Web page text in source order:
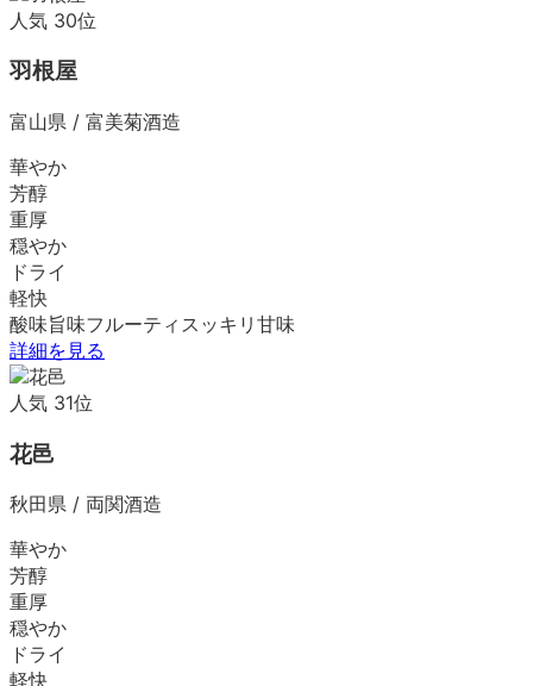
人気 30位
羽根屋
富山県 / 富美菊酒造
華やか
芳醇
重厚
穏やか
ドライ
軽快
酸味旨味フルーティ スッキリ 甘味
詳細を見る
人気 31位
花邑
秋田県 / 両関酒造
華やか
芳醇
重厚
穏やか
ドライ
軽快